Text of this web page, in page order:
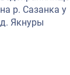
на р. Сазанка у
д. Якнуры